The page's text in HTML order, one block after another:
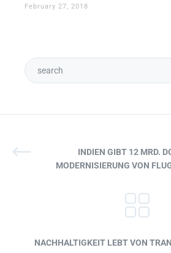
February 27, 2018
INDIEN GIBT 12 MRD.
MODERNISIERUNG VON
NACHHALTIGKEIT LEBT VON